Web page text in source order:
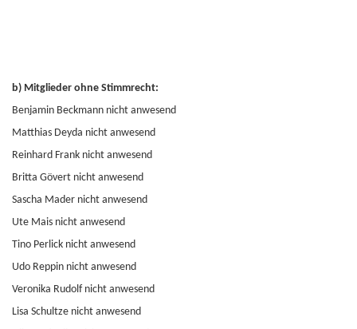
b) Mitglieder ohne Stimmrecht:
Benjamin Beckmann nicht anwesend
Matthias Deyda nicht anwesend
Reinhard Frank nicht anwesend
Britta Gövert nicht anwesend
Sascha Mader nicht anwesend
Ute Mais nicht anwesend
Tino Perlick nicht anwesend
Udo Reppin nicht anwesend
Veronika Rudolf nicht anwesend
Lisa Schultze nicht anwesend